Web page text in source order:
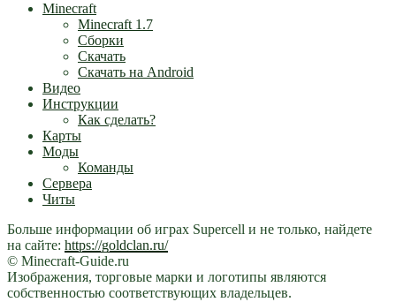
Minecraft
Minecraft 1.7
Сборки
Скачать
Скачать на Android
Видео
Инструкции
Как сделать?
Карты
Моды
Команды
Сервера
Читы
Больше информации об играх Supercell и не только, найдете
на сайте: https://goldclan.ru/
© Minecraft-Guide.ru
Изображения, торговые марки и логотипы являются
собственностью соответствующих владельцев.